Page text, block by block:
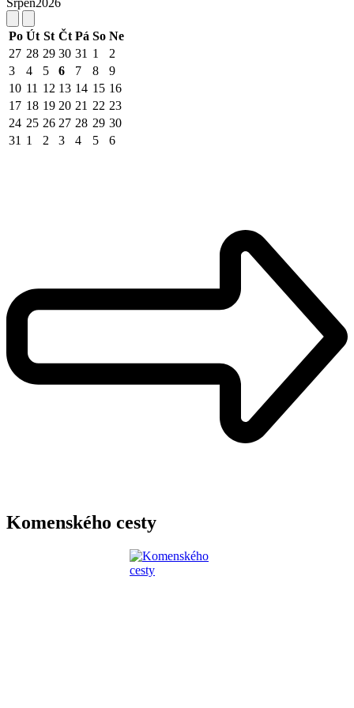
Po Út St Čt Pá So Ne
27 28 29 30 31 1
2
3
4 5 6 7 8
9
10 11 12 13 14 15 16
17 18 19 20 21 22 23
24 25 26 27 28 29 30
31 1 2 3 4 5 6
Komenského cesty